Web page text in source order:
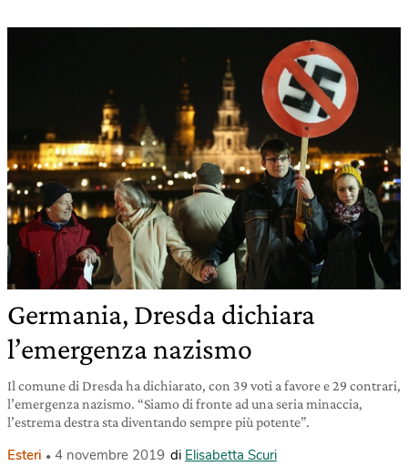
Germania, Dresda dichiara
l’emergenza nazismo
Il comune di Dresda ha dichiarato, con 39 voti a favore e 29 contrari,
l’emergenza nazismo. “Siamo di fronte ad una seria minaccia,
l’estrema destra sta diventando sempre più potente”.
Esteri 4 novembre 2019 di Elisabetta Scuri